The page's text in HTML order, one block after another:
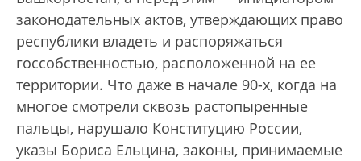
законодательных актов, утверждающих право
республики владеть и распоряжаться
госсобственностью, расположенной на ее
территории. Что даже в начале 90-х, когда на
многое смотрели сквозь растопыренные
пальцы, нарушало Конституцию России,
указы Бориса Ельцина, законы, принимаемые